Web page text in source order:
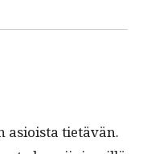
asioista tietävän.